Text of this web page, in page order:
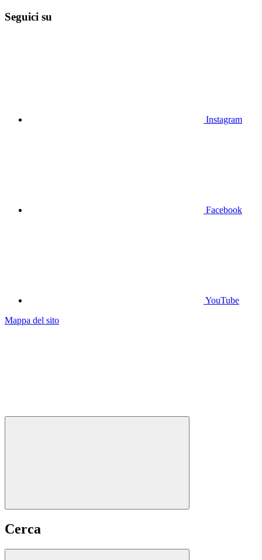
Seguici su
Instagram
Facebook
YouTube
Mappa del sito
Cerca